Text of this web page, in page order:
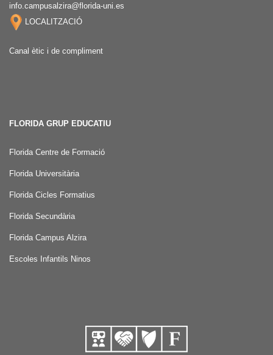
info.campusalzira@florida-uni.es
LOCALITZACIÓ
Canal ètic i de compliment
FLORIDA GRUP EDUCATIU
Florida Centre de Formació
Florida Universitària
Florida Cicles Formatius
Florida Secundària
Florida Campus Alzira
Escoles Infantils Ninos